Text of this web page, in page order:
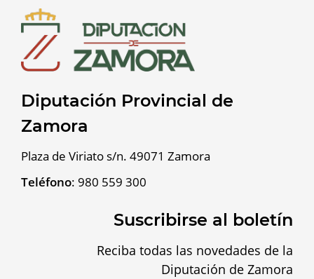
Diputación Provincial de
Zamora
Plaza de Viriato s/n. 49071 Zamora
Teléfono: 980 559 300
Suscribirse al boletín
Reciba todas las novedades de la
Diputación de Zamora